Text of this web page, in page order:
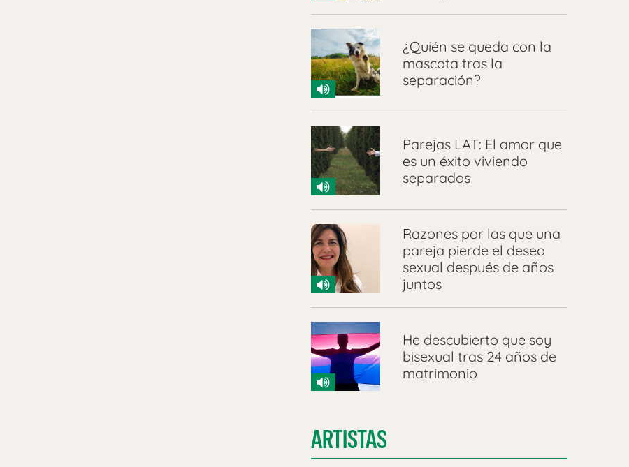
¿Quién se queda con la
mascota tras la
separación?
Parejas LAT: El amor que
es un éxito viviendo
separados
Razones por las que una
pareja pierde el deseo
sexual después de años
juntos
He descubierto que soy
bisexual tras 24 años de
matrimonio
ARTISTAS